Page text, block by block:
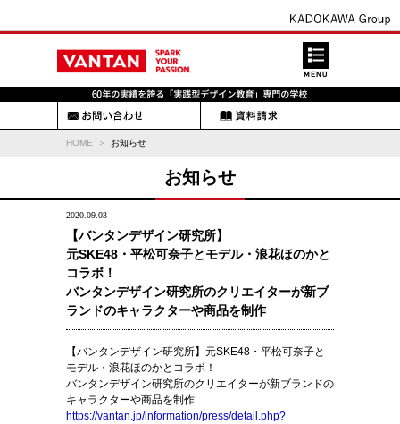
HOME お知らせ
お知らせ
2020.09.03
【バンタンデザイン研究所】
元SKE48・平松可奈子とモデル・浪花ほのかと
コラボ！
バンタンデザイン研究所のクリエイターが新ブ
ランドのキャラクターや商品を制作
【バンタンデザイン研究所】元SKE48・平松可奈子と
モデル・浪花ほのかとコラボ！
バンタンデザイン研究所のクリエイターが新ブランドの
キャラクターや商品を制作
https://vantan.jp/information/press/detail.php?